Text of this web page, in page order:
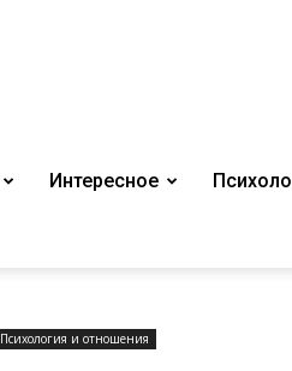
Интересное
Психология и отношения